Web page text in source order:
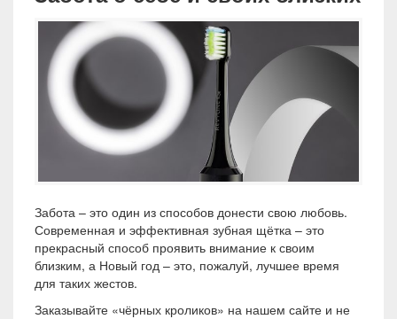
Забота – это один из способов донести свою любовь.
Современная и эффективная зубная щётка – это
прекрасный способ проявить внимание к своим
близким, а Новый год – это, пожалуй, лучшее время
для таких жестов.
Заказывайте «чёрных кроликов» на нашем сайте и не